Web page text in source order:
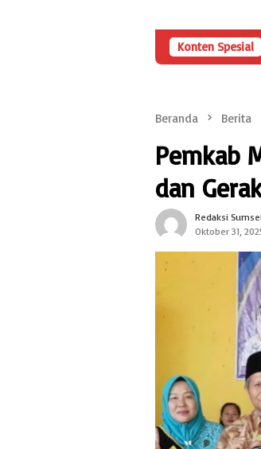
Konten Spesial
Angka Penyertaan Modal BUMDes Jadi
Beranda Berita
Pemkab
dan
Redaksi
Oktober 31,